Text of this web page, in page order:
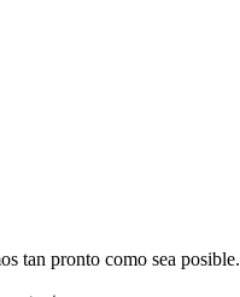
tan pronto como sea posible.